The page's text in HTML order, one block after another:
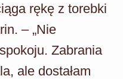
rękę z torebki
– „Nie
Zabrania
ale dostałam